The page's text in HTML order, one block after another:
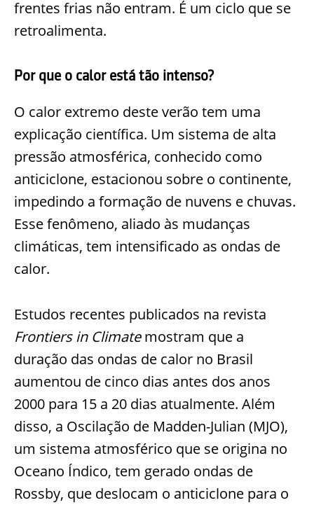
frentes frias não entram. É um ciclo que se
retroalimenta.
Por que o calor está tão intenso?
O calor extremo deste verão tem uma
explicação científica. Um sistema de alta
pressão atmosférica, conhecido como
anticiclone, estacionou sobre o continente,
impedindo a formação de nuvens e chuvas.
Esse fenômeno, aliado às mudanças
climáticas, tem intensificado as ondas de
calor.
Estudos recentes publicados na revista
Frontiers in Climatemostram que a
duração das ondas de calor no Brasil
aumentou de cinco dias antes dos anos
2000 para 15 a 20 dias atualmente. Além
disso, a Oscilação de Madden-Julian (MJO),
um sistema atmosférico que se origina no
Oceano Índico, tem gerado ondas de
Rossby, que deslocam o anticiclone para o